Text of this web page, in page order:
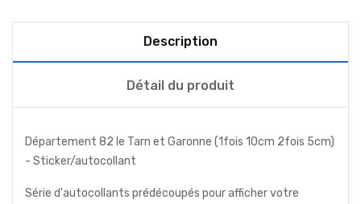
Description
Détail du produit
Département 82 le Tarn et Garonne (1fois 10cm 2fois 5cm)
- Sticker/autocollant
Série d'autocollants prédécoupés pour afficher votre